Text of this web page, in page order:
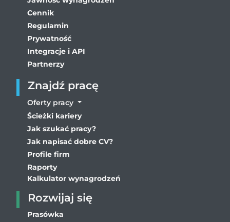
Cennik
Regulamin
Prywatność
Integracje i API
Partnerzy
Znajdź pracę
Oferty pracy
Ścieżki kariery
Jak szukać pracy?
Jak napisać dobre CV?
Profile firm
Raporty
Kalkulator wynagrodzeń
Rozwijaj się
Prasówka